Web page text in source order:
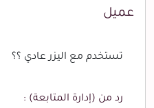
عميل
تستخدم مع اليزر عادي ؟؟
رد من (إدارة المتابعة) :